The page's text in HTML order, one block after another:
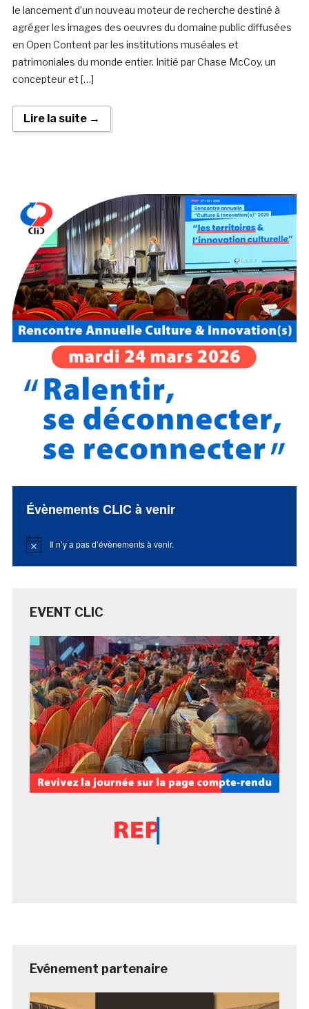
le lancement d’un nouveau moteur de recherche destiné à
agréger les images des oeuvres du domaine public diffusées
en Open Content par les institutions muséales et
patrimoniales du monde entier. Initié par Chase McCoy, un
concepteur et […]
Lire la suite →
Évènements CLIC à venir
Notice Il n’y a pas d’évènements à venir.
EVENT CLIC
Evénement partenaire